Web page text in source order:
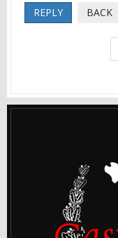
REPLY BACK